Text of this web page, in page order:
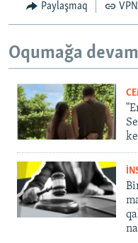
Paylaşmaq
Oqumağa